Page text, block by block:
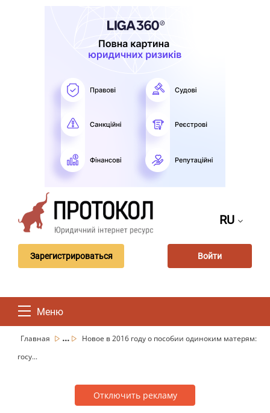
RU
Зарегистрироваться Войти
Меню
Главная ...
Новое в 2016 году о пособии одиноким матерям:
госу...
Отключить рекламу